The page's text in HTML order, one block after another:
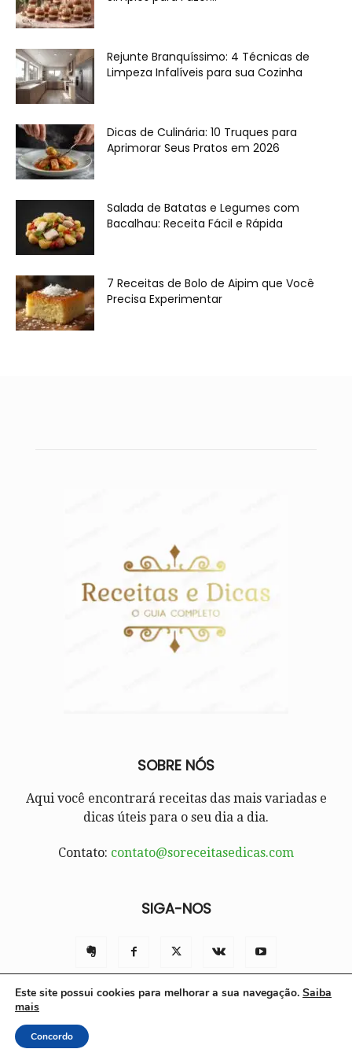
Rejunte Branquíssimo: 4 Técnicas de
Limpeza Infalíveis para sua Cozinha
Dicas de Culinária: 10 Truques para
Aprimorar Seus Pratos em 2026
Salada de Batatas e Legumes com
Bacalhau: Receita Fácil e Rápida
7 Receitas de Bolo de Aipim que Você
Precisa Experimentar
SOBRE NÓS
Aqui você encontrará receitas das mais variadas e
dicas úteis para o seu dia a dia.
Contato: contato@soreceitasedicas.com
SIGA-NOS
© Só Receitas e Dicas 2025 | Todos os direitos reservados.
Este site possui cookies para melhorar a sua navegação. Saiba
mais
Concordo